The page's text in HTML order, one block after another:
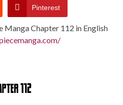
Pinterest
Manga Chapter 112 in English